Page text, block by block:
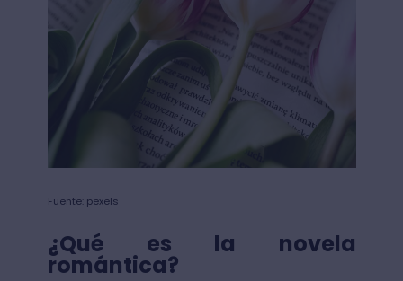
Fuente: pexels
¿Qué es la novela
romántica?